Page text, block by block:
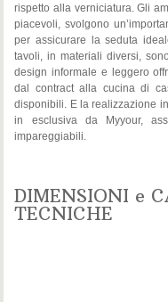
rispetto alla verniciatura. Gli
piacevoli, svolgono
per assicurare la seduta
tavoli, in materiali diversi,
design informale e leggero
dal contract alla cucina di
disponibili. E la realizzazione
in esclusiva da Myyour,
impareggiabili.
DIMENSIONI e
TECNICHE